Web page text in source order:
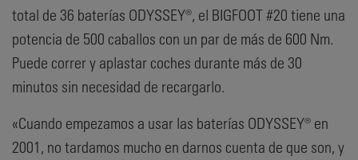
total de 36 baterías ODYSSEY®, el BIGFOOT #20 tiene una
potencia de 500 caballos con un par de más de 600 Nm.
Puede correr y aplastar coches durante más de 30
minutos sin necesidad de recargarlo.
«Cuando empezamos a usar las baterías ODYSSEY® en
2001, no tardamos mucho en darnos cuenta de que son, y